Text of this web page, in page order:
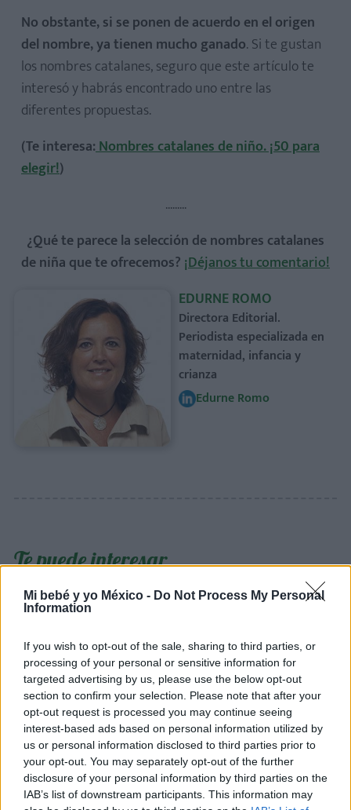
Mi bebé y yo México - Do Not Process My Personal
Information
If you wish to opt-out of the sale, sharing to third parties, or
processing of your personal or sensitive information for
targeted advertising by us, please use the below opt-out
section to confirm your selection. Please note that after your
opt-out request is processed you may continue seeing
interest-based ads based on personal information utilized by
us or personal information disclosed to third parties prior to
your opt-out. You may separately opt-out of the further
disclosure of your personal information by third parties on the
IAB’s list of downstream participants. This information may
No obstante, si se ponen de acuerdo en el origen
del nombre, ya tienen mucho ganado. Si te gustan
los nombres catalanes, seguro que este artículo te
interesó y habrás encontrado uno entre las
diferentes propuestas.
(Te interesa:Nombres catalanes de niño. ¡50 para
elegir!)
.........
¿Qué te parece la selección de nombres catalanes
de niña que te ofrecemos? ¡Déjanos tu comentario!
EDURNE ROMO
Directora Editorial.
Periodista especializada en
maternidad, infancia y
crianza
Edurne Romo
Te puede interesar…
Nombres de niña clásicos y elegantes para tu
bebé